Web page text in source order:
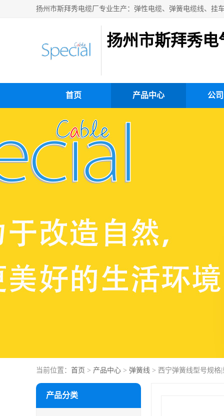
扬州市斯拜秀电
首页 产品中心 公
当前位置： 首页 > 产品中心 > 弹簧线 > 西宁弹簧线型号规格
产品分类